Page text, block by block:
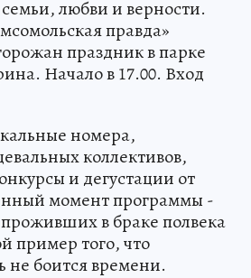
любви и верности.
правда»
праздник в парке
Начало в 17.00. Вход
номера,
коллективов,
и дегустации от
момент программы -
в браке полвека
пример того, что
не боится времени.